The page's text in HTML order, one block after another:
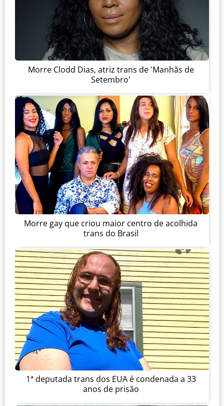
Morre Clodd Dias, atriz trans de 'Manhãs de
Setembro'
Morre gay que criou maior centro de acolhida
trans do Brasil
1ª deputada trans dos EUA é condenada a 33
anos de prisão